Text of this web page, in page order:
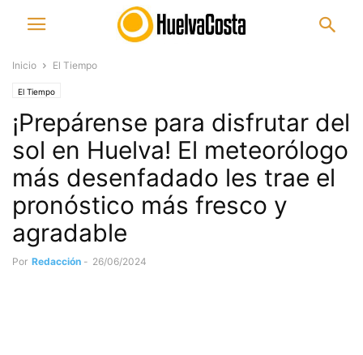
Inicio El Tiempo
El Tiempo
¡Prepárense para disfrutar del
sol en Huelva! El meteorólogo
más desenfadado les trae el
pronóstico más fresco y
agradable
Por Redacción - 26/06/2024